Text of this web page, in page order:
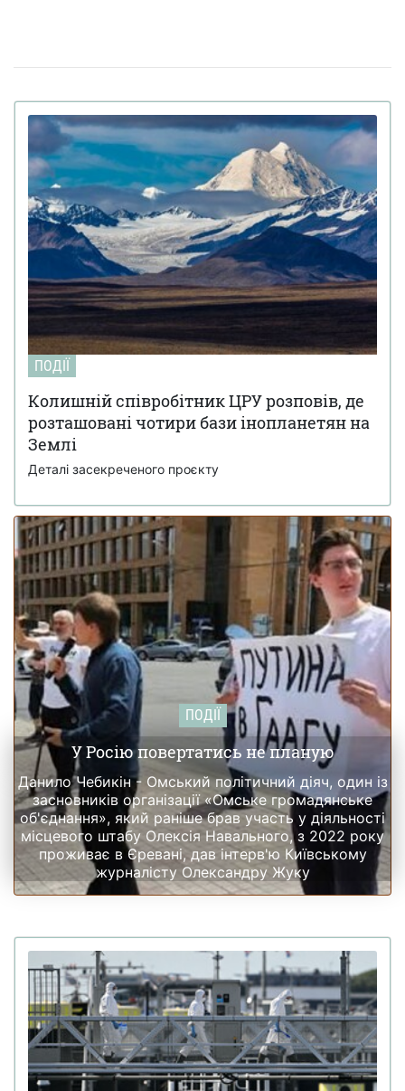
25-річній дівчині провели евтаназію через депресію
23 березня 10:14 Світ на межі голоду через війну в Ірані:
колапс на ринку добрив
20 березня 17:42 Українські офіцери шоковані тактикою
союзників США на Близькому Сході: деталі
12 березня 15:59 Третя світова вже почалася: її ключові
ознаки наводить почесний професор Букінгемського
університету
09 березня 15:00 Вчені завантажили мозок мухи в
комп'ютер: як поводиться цифрова копія комахи
04 березня 15:59
FT розкрили подробиці підготовки
ізраїльських спецслужб до вбивства іранського лідера
Алі Хаменеї
19 лютого 18:55 Українка з Броварів листувалася з Джеффрі
Епштейном і підбирала дівчат для нього
ПОДІЇ
Колишній співробітник ЦРУ розповів, де
розташовані чотири бази інопланетян на
Землі
Деталі засекреченого проєкту
ПОДІЇ
У Росію повертатись не планую
Данило Чебикін - Омський політичний діяч, один із
засновників організації «Омське громадянське
об'єднання», який раніше брав участь у діяльності
місцевого штабу Олексія Навального, з 2022 року
проживає в Єревані, дав інтерв'ю Київському
журналісту Олександру Жуку